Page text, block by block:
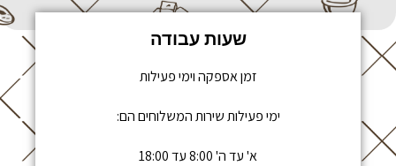
שעות עבודה
זמן אספקה וימי פעילות
ימי פעילות שירות המשלוחים הם:
א' עד ה' 8:00 עד 18:00